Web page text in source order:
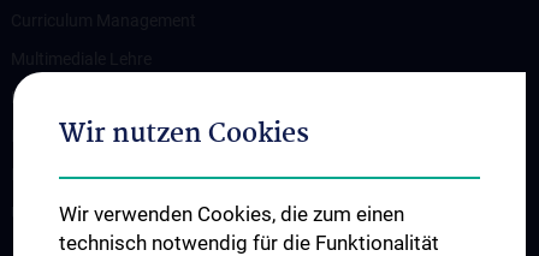
Medizindidaktik
Research Unit für Curriculumentwicklung
Ressourcen-Management
Unit für Postgraduelle Aus- und Weiterbildung
Wir nutzen Cookies
Wir verwenden Cookies, die zum einen
technisch notwendig für die Funktionalität